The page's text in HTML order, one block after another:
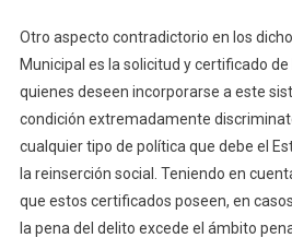
Otro aspecto contradictorio en los
Municipal es la solicitud y certificado
quienes deseen incorporarse a este
condición extremadamente
cualquier tipo de política que debe el
la reinserción social. Teniendo en
que estos certificados poseen, en
la pena del delito excede el ámbito